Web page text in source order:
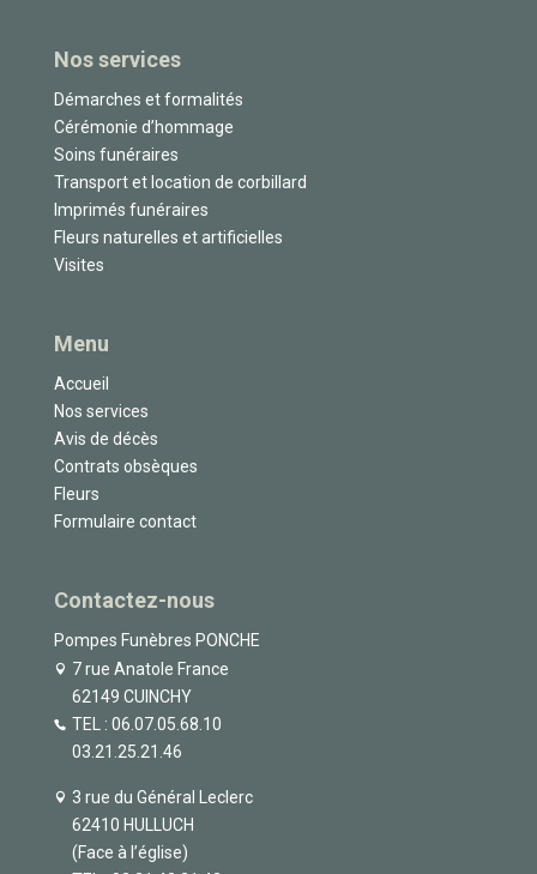
Nos services
Démarches et formalités
Cérémonie d’hommage
Soins funéraires
Transport et location de corbillard
Imprimés funéraires
Fleurs naturelles et artificielles
Visites
Menu
Accueil
Nos services
Avis de décès
Contrats obsèques
Fleurs
Formulaire contact
Contactez-nous
Pompes Funèbres PONCHE
7 rue Anatole France
62149 CUINCHY
TEL : 06.07.05.68.10
03.21.25.21.46
3 rue du Général Leclerc
62410 HULLUCH
(Face à l’église)